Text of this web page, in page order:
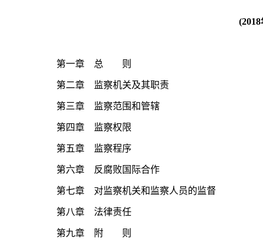
第一章 总 则
第二章 监察机关及其职责
第三章 监察范围和管辖
第四章 监察权限
第五章 监察程序
第六章 反腐败国际合作
第七章 对监察机关和监察人员的监督
第八章 法律责任
第九章 附 则